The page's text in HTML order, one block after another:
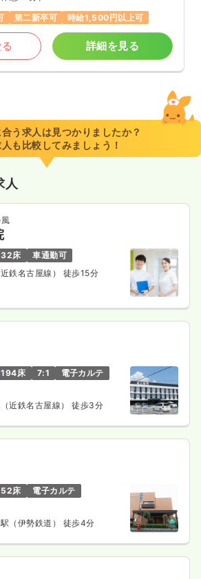
第二新卒可 時給1,500円以上可
詳細を見る
う求人は見つかりましたか？
も比較してみましょう！
人
32床
車通勤可
鉄名古屋線） 徒歩15分
194床 7:1
電子カルテ
近鉄名古屋線） 徒歩3分
52床
電子カルテ
（伊勢鉄道） 徒歩4分